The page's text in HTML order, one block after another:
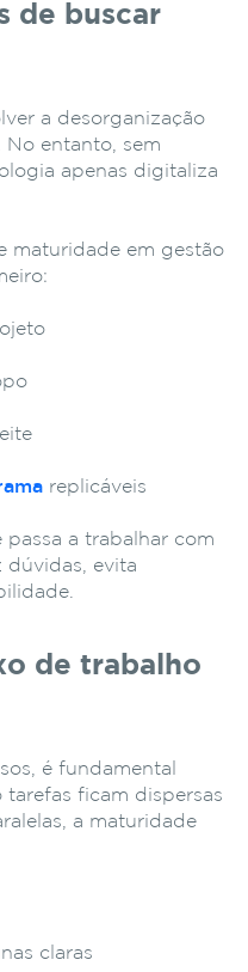
de buscar
a desorganização
entanto, sem
apenas digitaliza
maturidade em gestão
replicáveis
passa a trabalhar com
dúvidas, evita
de trabalho
é fundamental
ficam dispersas
a maturidade
claras